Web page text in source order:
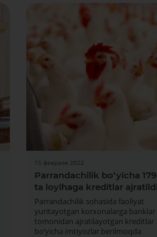
15 февраля 2022
Parrandachilik bo‘yicha 179
ta loyihaga kreditlar ajratildi
Parrandachilik sohasida faoliyat
yuritayotgan korxonalarga banklar
tomonidan ajratilayotgan kreditlar
bo‘yicha imtiyozlar berilmoqda